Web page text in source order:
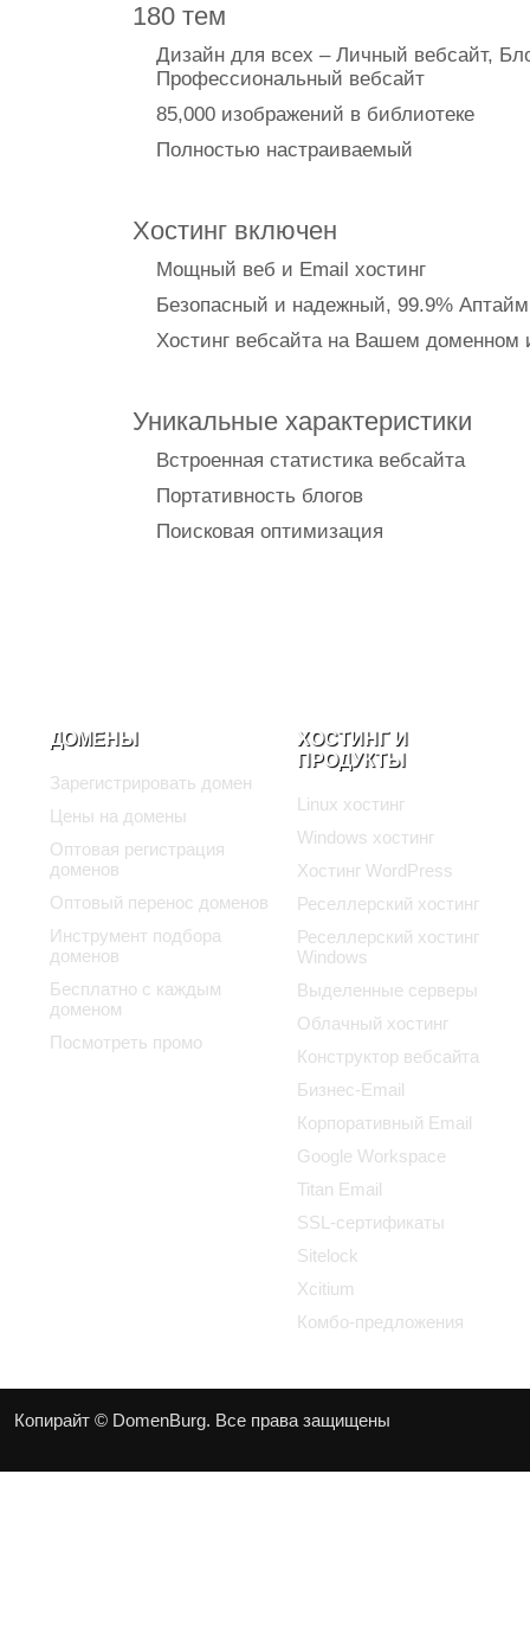
180 тем
Дизайн для всех – Личный вебсайт,
Профессиональный вебсайт
85,000 изображений в библиотеке
Полностью настраиваемый
Хостинг включен
Мощный веб и Email хостинг
Безопасный и надежный, 99.9% Аптайм
Хостинг вебсайта на Вашем доменном
Уникальные характеристики
Встроенная статистика вебсайта
Портативность блогов
Поисковая оптимизация
ДОМЕНЫ
Зарегистрировать домен
Цены на домены
Оптовая регистрация
доменов
Оптовый перенос доменов
Инструмент подбора
доменов
Бесплатно с каждым
доменом
Посмотреть промо
ХОСТИНГ И
ПРОДУКТЫ
Linux хостинг
Windows хостинг
Хостинг WordPress
Реселлерский хостинг
Реселлерский хостинг
Windows
Выделенные серверы
Облачный хостинг
Конструктор вебсайта
Бизнес-Email
Корпоративный Email
Google Workspace
Titan Email
SSL-сертификаты
Sitelock
Xcitium
Комбо-предложения
Копирайт © DomenBurg. Все права защищены